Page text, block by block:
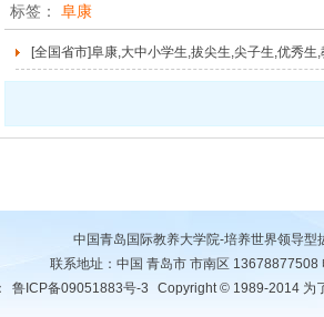
标签： 阜康
[全国省市]阜康,大中小学生,拔尖生,尖子生,优秀生
中国青岛国际教养大学院-培养世界领导型
联系地址：中国 青岛市 市南区
鲁ICP备09051883号-3 Copyright © 1989-2014 为